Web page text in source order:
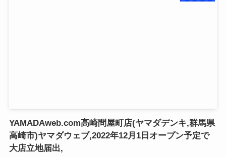
YAMADAweb.com高崎問屋町店(ヤマダデンキ,群馬県
高崎市)ヤマダウェブ,2022年12月1日オープン予定で
大店立地届出,